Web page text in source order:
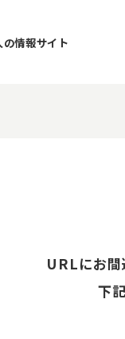
情報サイト
URLにお間
下